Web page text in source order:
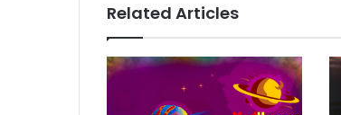
Related Articles